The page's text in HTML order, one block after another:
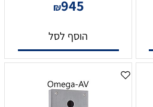
₪945
הוסף לסל